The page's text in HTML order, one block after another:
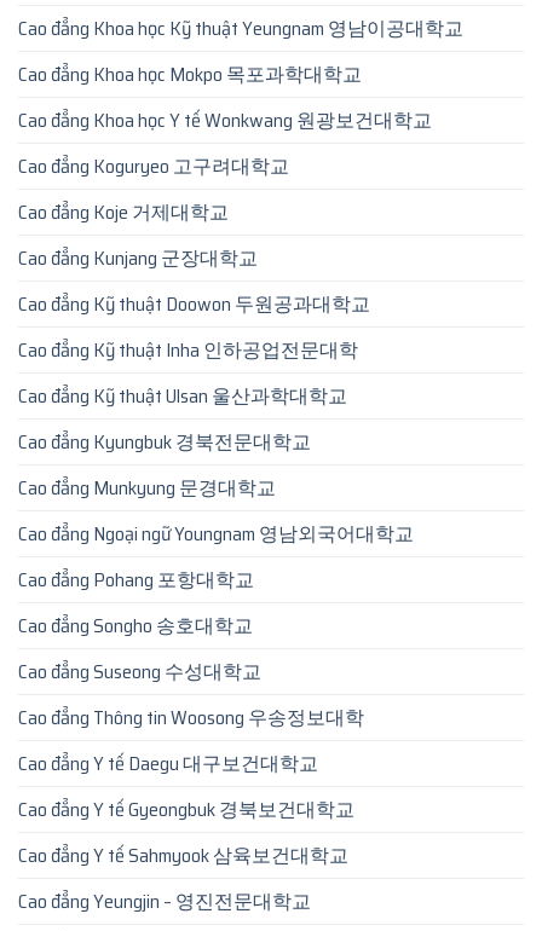
Cao đẳng Khoa học Kỹ thuật Yeungnam 영남이공대학교
Cao đẳng Khoa học Mokpo 목포과학대학교
Cao đẳng Khoa học Y tế Wonkwang 원광보건대학교
Cao đẳng Koguryeo 고구려대학교
Cao đẳng Koje 거제대학교
Cao đẳng Kunjang 군장대학교
Cao đẳng Kỹ thuật Doowon 두원공과대학교
Cao đẳng Kỹ thuật Inha 인하공업전문대학
Cao đẳng Kỹ thuật Ulsan 울산과학대학교
Cao đẳng Kyungbuk 경북전문대학교
Cao đẳng Munkyung 문경대학교
Cao đẳng Ngoại ngữ Youngnam 영남외국어대학교
Cao đẳng Pohang 포항대학교
Cao đẳng Songho 송호대학교
Cao đẳng Suseong 수성대학교
Cao đẳng Thông tin Woosong 우송정보대학
Cao đẳng Y tế Daegu 대구보건대학교
Cao đẳng Y tế Gyeongbuk 경북보건대학교
Cao đẳng Y tế Sahmyook 삼육보건대학교
Cao đẳng Yeungjin – 영진전문대학교